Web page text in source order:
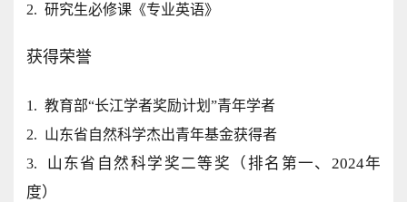
2. 研究生必修课《专业英语》
获得荣誉
1. 教育部“长江学者奖励计划 ”青年学者
2. 山东省自然科学杰出青年基金获得者
3. 山东省自然科学奖二等奖（排名第一、 2024年
度）